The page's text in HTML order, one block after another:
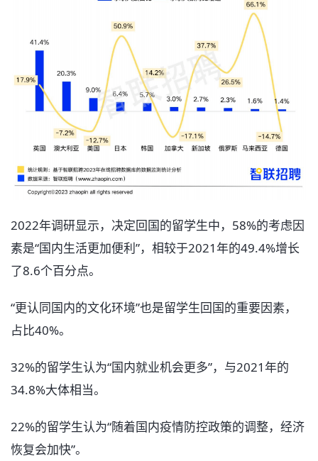
2022年调研显示，决定回国的留学生中，58%的考虑因
素是“国内生活更加便利”，相较于2021年的49.4%增长
了8.6个百分点。
“更认同国内的文化环境”也是留学生回国的重要因素，
占比40%。
32%的留学生认为“国内就业机会更多”，与2021年的
34.8%大体相当。
22%的留学生认为“随着国内疫情防控政策的调整，经济
恢复会加快”。